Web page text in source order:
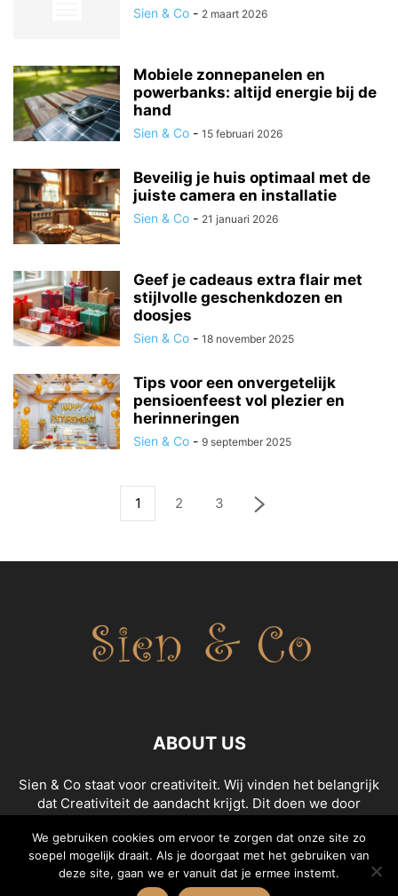
Sien & Co - 2 maart 2026
Mobiele zonnepanelen en
powerbanks: altijd energie bij de
hand
Sien & Co - 15 februari 2026
Beveilig je huis optimaal met de
juiste camera en installatie
Sien & Co - 21 januari 2026
Geef je cadeaus extra flair met
stijlvolle geschenkdozen en
doosjes
Sien & Co - 18 november 2025
Tips voor een onvergetelijk
pensioenfeest vol plezier en
herinneringen
Sien & Co - 9 september 2025
1 2 3
ABOUT US
Sien & Co staat voor creativiteit. Wij vinden het belangrijk
dat Creativiteit de aandacht krijgt. Dit doen we door
leukste tips en tricks om creatief aan de slag te gaan!
We gebruiken cookies om ervoor te zorgen dat onze site zo
soepel mogelijk draait. Als je doorgaat met het gebruiken van
deze site, gaan we er vanuit dat je ermee instemt.